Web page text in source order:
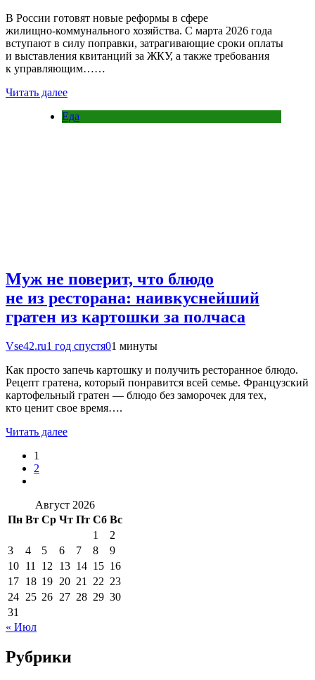
В России готовят новые реформы в сфере
жилищно‑коммунального хозяйства. С марта 2026 года
вступают в силу поправки, затрагивающие сроки оплаты
и выставления квитанций за ЖКУ, а также требования
к управляющим……
Читать далее
Еда
Муж не поверит, что блюдо
не из ресторана: наивкуснейший
гратен из картошки за полчаса
Vse42.ru1 год спустя01 минуты
Как просто запечь картошку и получить ресторанное блюдо.
Рецепт гратена, который понравится всей семье. Французский
картофельный гратен — блюдо без заморочек для тех,
кто ценит свое время….
Читать далее
1
2
Август 2026
Пн Вт Ср Чт Пт Сб Вс
1
2
3
4 5 6 7 8
9
10 11 12 13 14 15 16
17 18 19 20 21 22 23
24 25 26 27 28 29 30
31
« Июл
Рубрики